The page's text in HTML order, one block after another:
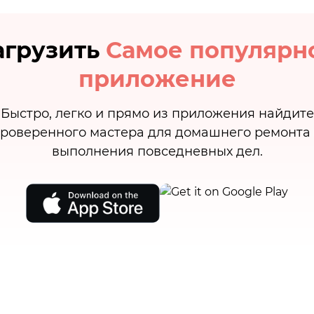
Самое
приложение
Быстро, легко и прямо из приложения найдите
мастера для домашнего ремонта
выполнения повседневных дел.